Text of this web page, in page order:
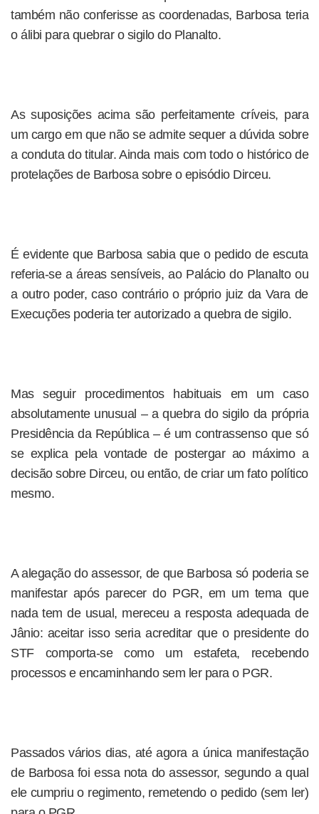
também não conferisse as coordenadas, Barbosa teria
o álibi para quebrar o sigilo do Planalto.
As suposições acima são perfeitamente críveis, para
um cargo em que não se admite sequer a dúvida sobre
a conduta do titular. Ainda mais com todo o histórico de
protelações de Barbosa sobre o episódio Dirceu.
É evidente que Barbosa sabia que o pedido de escuta
referia-se a áreas sensíveis, ao Palácio do Planalto ou
a outro poder, caso contrário o próprio juiz da Vara de
Execuções poderia ter autorizado a quebra de sigilo.
Mas seguir procedimentos habituais em um caso
absolutamente unusual – a quebra do sigilo da própria
Presidência da República – é um contrassenso que só
se explica pela vontade de postergar ao máximo a
decisão sobre Dirceu, ou então, de criar um fato político
mesmo.
A alegação do assessor, de que Barbosa só poderia se
manifestar após parecer do PGR, em um tema que
nada tem de usual, mereceu a resposta adequada de
Jânio: aceitar isso seria acreditar que o presidente do
STF comporta-se como um estafeta, recebendo
processos e encaminhando sem ler para o PGR.
Passados vários dias, até agora a única manifestação
de Barbosa foi essa nota do assessor, segundo a qual
ele cumpriu o regimento, remetendo o pedido (sem ler)